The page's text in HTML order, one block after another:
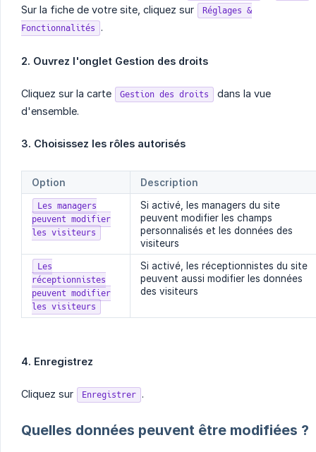
Sur la fiche de votre site, cliquez sur
Réglages &
Fonctionnalités
.
2. Ouvrez l'onglet Gestion des droits
Cliquez sur la carte Gestion des droits
dans la vue
d'ensemble.
3. Choisissez les rôles autorisés
Option Description
Les managers
peuvent modifier
les visiteurs
Si activé, les managers du site
peuvent modifier les champs
personnalisés et les données des
visiteurs
Les
réceptionnistes
peuvent modifier
les visiteurs
Si activé, les réceptionnistes du site
peuvent aussi modifier les données
des visiteurs
4. Enregistrez
Cliquez sur Enregistrer .
Quelles données peuvent être modifiées ?